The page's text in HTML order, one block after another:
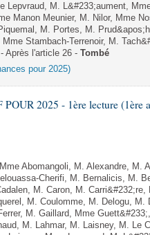
Lepvraud, M. L&#233;aument,
Manon Meunier, M. Nilor, Mme
M. Portes, M.
Stambach-Terrenoir, M.
Après l'article 26 - Tombé
pour 2025)
2025 - 1ère lecture (1ère
Abomangoli, M. Alexandre, M.
Cherifi, M. Bernalicis, M.
M. Caron, M.
M. Coulomme, M. Delogu, M.
M. Gaillard, Mme
M. Lahmar, M. Laisney, M. Le